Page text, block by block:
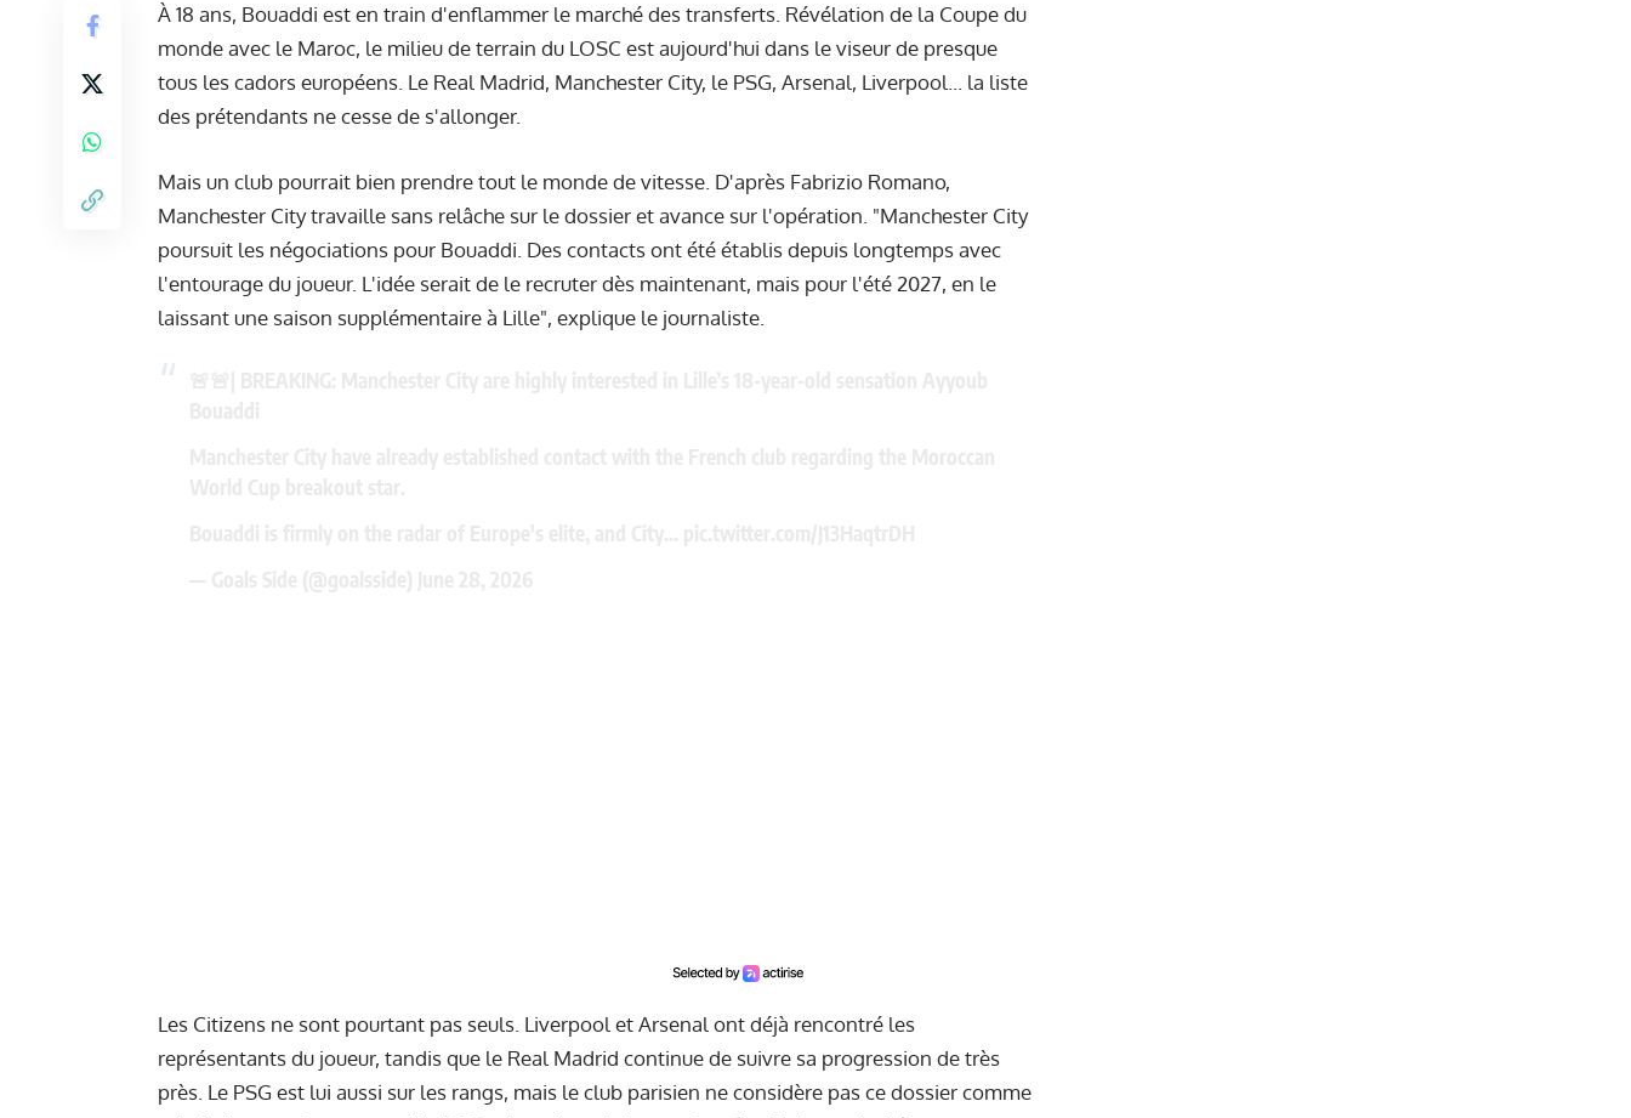
À 18 ans, Bouaddi est en train d'enflammer le marché des transferts. Révélation de la Coupe du
monde avec le Maroc, le milieu de terrain du LOSC est aujourd'hui dans le viseur de presque
tous les cadors européens. Le Real Madrid, Manchester City, le PSG, Arsenal, Liverpool... la liste
des prétendants ne cesse de s'allonger.
Mais un club pourrait bien prendre tout le monde de vitesse. D'après Fabrizio Romano,
Manchester City travaille sans relâche sur le dossier et avance sur l'opération. "Manchester City
poursuit les négociations pour Bouaddi. Des contacts ont été établis depuis longtemps avec
l'entourage du joueur. L'idée serait de le recruter dès maintenant, mais pour l'été 2027, en le
laissant une saison supplémentaire à Lille", explique le journaliste.
Les Citizens ne sont pourtant pas seuls. Liverpool et Arsenal ont déjà rencontré les
représentants du joueur, tandis que le Real Madrid continue de suivre sa progression de très
près. Le PSG est lui aussi sur les rangs, mais le club parisien ne considère pas ce dossier comme